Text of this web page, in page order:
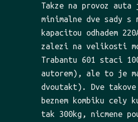
Takze na provoz auta
minimalne dve sady s
kapacitou odhadem
zalezi na velikosti
Trabantu 601 staci
autorem), ale to je
dvoutakt). Dve
beznem kombiku cely
tak 300kg, nicmene